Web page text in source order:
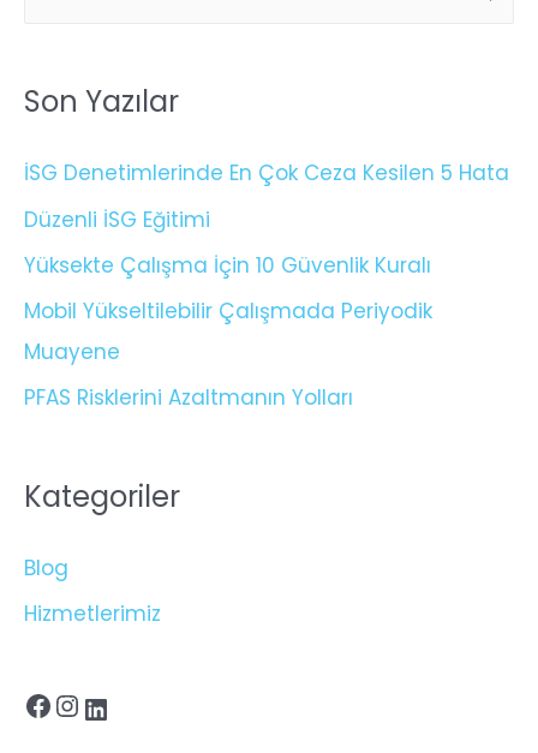
Son Yazılar
İSG Denetimlerinde En Çok Ceza Kesilen 5 Hata
Düzenli İSG Eğitimi
Yüksekte Çalışma İçin 10 Güvenlik Kuralı
Mobil Yükseltilebilir Çalışmada Periyodik
Muayene
PFAS Risklerini Azaltmanın Yolları
Kategoriler
Blog
Hizmetlerimiz